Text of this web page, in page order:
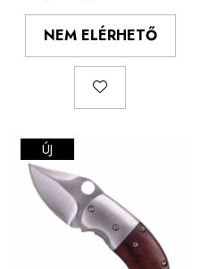
NEM ELÉRHETŐ
ÚJ